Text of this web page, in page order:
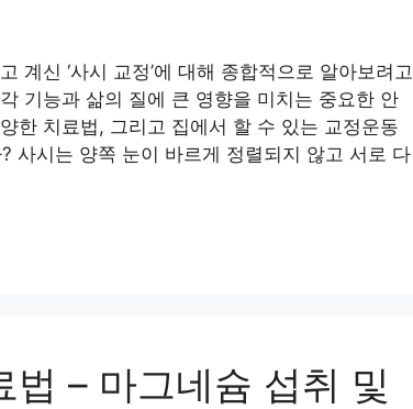
계신 ‘사시 교정’에 대해 종합적으로 알아보려고
기능과 삶의 질에 큰 영향을 미치는 중요한 안
한 치료법, 그리고 집에서 할 수 있는 교정운동
사시는 양쪽 눈이 바르게 정렬되지 않고 서로 다
– 마그네슘 섭취 및